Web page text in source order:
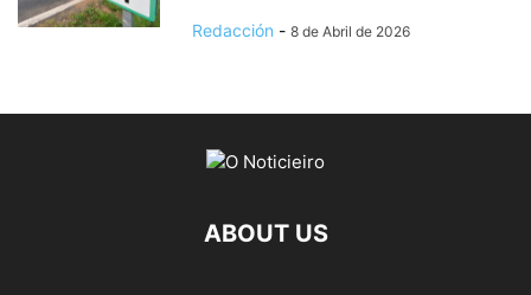
Redacción - 8 de Abril de 2026
ABOUT US